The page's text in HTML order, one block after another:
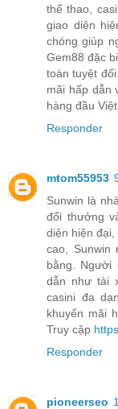
thể thao,
giao diện
chóng giúp
Gem88 đặc
toàn tuyệt
mãi hấp dẫn
hàng đầu Việt
Responder
mtom55953
Sunwin là
đổi thưởng
diện hiện
cao, Sunwin
bằng. Người
dẫn như tài
casini đa
khuyến mãi
Truy cập
Responder
pioneerseo